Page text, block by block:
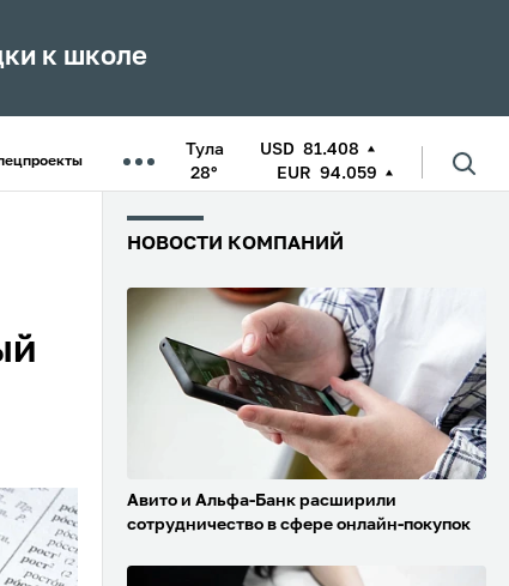
к школе
Тула
28°
USD 81.408
EUR 94.059
НОВОСТИ КОМПАНИЙ
Авито и Альфа-Банк расширили
сотрудничество в сфере онлайн-покупок